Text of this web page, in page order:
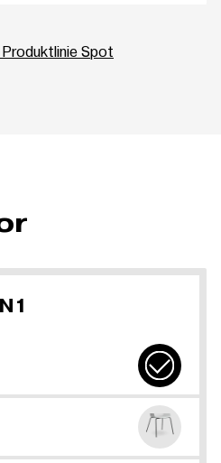
Spot